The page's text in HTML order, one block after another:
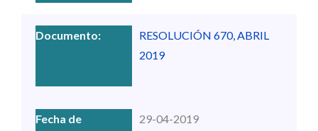
RESOLUCIÓN 670, ABRIL
2019
29-04-2019